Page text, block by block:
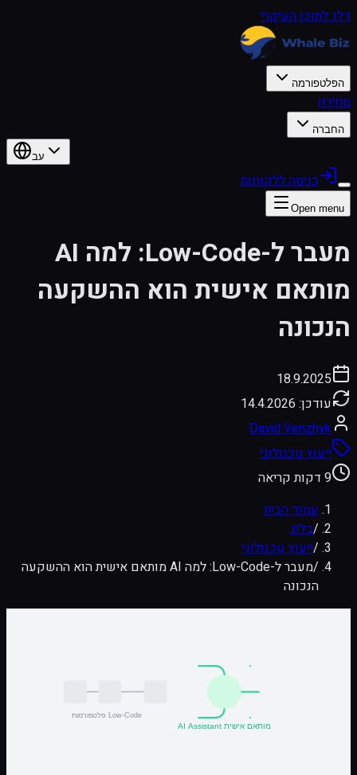
דלג לתוכן העיקרי
הפלטפורמה
מחירון
החברה
עב
כניסה ללקוחות
Open menu
מעבר ל-Low-Code: למה AI
מותאם אישית הוא ההשקעה
הנכונה
18.9.2025
עודכן: 14.4.2026
David Venzhyk
ייעוץ טכנולוגי
9 דקות קריאה
עמוד הבית
/בלוג
/ייעוץ טכנולוגי
/
מעבר ל-Low-Code: למה AI מותאם אישית הוא ההשקעה
הנכונה